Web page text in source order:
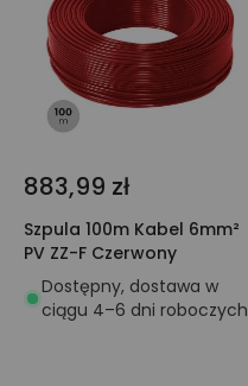
883,99 zł
Szpula 100m Kabel 6mm²
PV ZZ-F Czerwony
Dostępny, dostawa w
ciągu 4–6 dni roboczych